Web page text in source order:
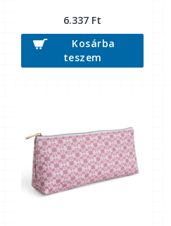
6.337 Ft
Kosárba
teszem